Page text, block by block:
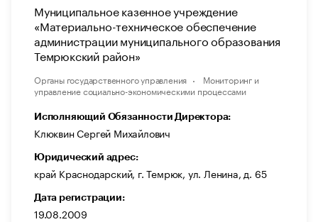
Муниципальное казенное учреждение
«Материально-техническое обеспечение
администрации муниципального образования
Темрюкский район»
Органы государственного управления
Мониторинг и
управление социально-экономическими процессами
Исполняющий Обязанности Директора:
Клюквин Сергей Михайлович
Юридический адрес:
край Краснодарский, г. Темрюк, ул. Ленина, д. 65
Дата регистрации:
19.08.2009